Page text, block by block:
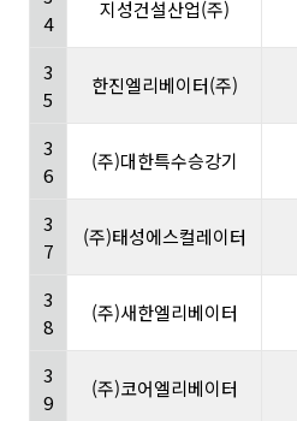
4
지성건설산업(주)
3
5
한진엘리베이터(주)
3
6
(주)대한특수승강기
3
7
(주)태성에스컬레이터
3
8
(주)새한엘리베이터
3
9
(주)코어엘리베이터